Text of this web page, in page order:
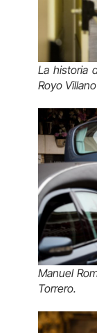
La historia
Royo
Manuel
Torrero.